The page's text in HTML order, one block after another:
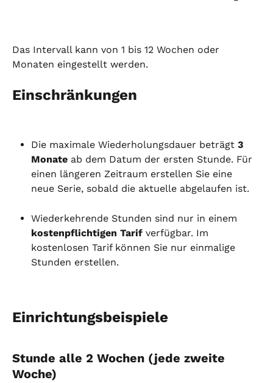
Das Intervall kann von 1 bis 12 Wochen oder
Monaten eingestellt werden.
Einschränkungen
Die maximale Wiederholungsdauer beträgt 3
Monate ab dem Datum der ersten Stunde. Für
einen längeren Zeitraum erstellen Sie eine
neue Serie, sobald die aktuelle abgelaufen ist.
Wiederkehrende Stunden sind nur in einem
kostenpflichtigen Tarif verfügbar. Im
kostenlosen Tarif können Sie nur einmalige
Stunden erstellen.
Einrichtungsbeispiele
Stunde alle 2 Wochen (jede zweite
Woche)